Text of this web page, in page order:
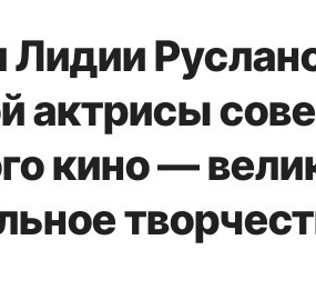
Лидии
актрисы
кино —